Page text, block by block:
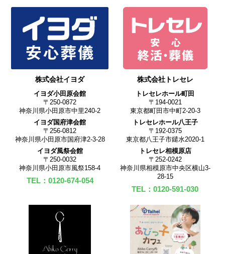
株式会社イヨダ
イヨダ小田原会館
〒250-0872
神奈川県小田原市中里240-2
イヨダ国府津会館
〒256-0812
神奈川県小田原市国府津2-3-28
イヨダ風祭会館
〒250-0032
神奈川県小田原市風祭158-4
TEL：0120-674-054
株式会社トレセレ
トレセレホール町田
〒194-0021
東京都町田市中町2-20-3
トレセレホール八王子
〒192-0375
東京都八王子市鑓水2020-1
トレセレ相模原店
〒252-0242
神奈川県相模原市中央区横山3-
28-15
TEL：0120-591-030